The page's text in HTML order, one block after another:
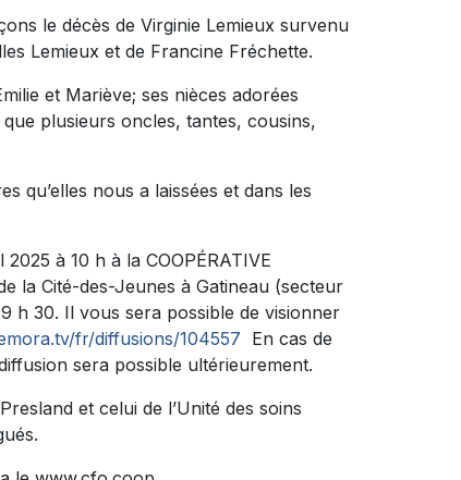
le décès de Virginie Lemieux survenu
Lemieux et de Francine Fréchette.
et Mariève; ses nièces adorées
plusieurs oncles, tantes, cousins,
qu’elles nous a laissées et dans les
à 10 h à la COOPÉRATIVE
la Cité-des-Jeunes à Gatineau (secteur
h 30. Il vous sera possible de visionner
fr/diffusions/104557 En cas de
sera possible ultérieurement.
et celui de l’Unité des soins